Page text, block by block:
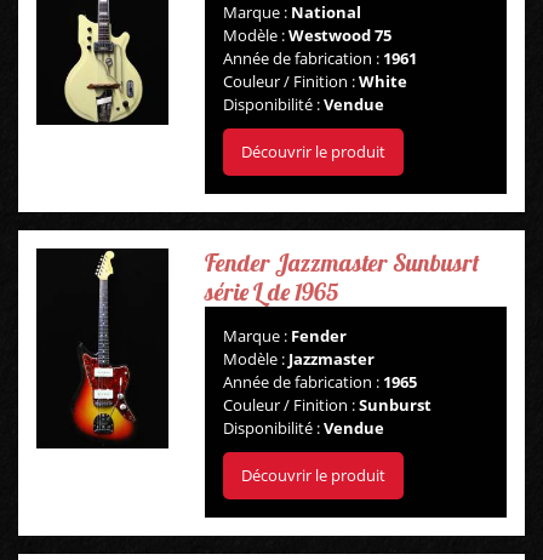
Marque : National
Modèle :Westwood 75
Année de fabrication : 1961
Couleur / Finition :White
Disponibilité :Vendue
Découvrir le produit
Fender Jazzmaster Sunbusrt
série L de 1965
Marque : Fender
Modèle : Jazzmaster
Année de fabrication : 1965
Couleur / Finition :Sunburst
Disponibilité :Vendue
Découvrir le produit